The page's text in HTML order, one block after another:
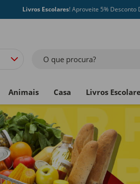
Livros Escolares! Aproveite 5% Desconto
O que procura?
Animais Casa Livros